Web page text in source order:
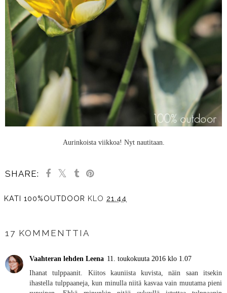
Aurinkoista viikkoa! Nyt nautitaan.
SHARE:
KATI 100%OUTDOOR KLO 21.44
17 KOMMENTTIA
Vaahteran lehden Leena 11. toukokuuta 2016 klo 1.07
Ihanat tulppaanit. Kiitos kauniista kuvista, näin saan itsekin
ihastella tulppaaneja, kun minulla niitä kasvaa vain muutama pieni